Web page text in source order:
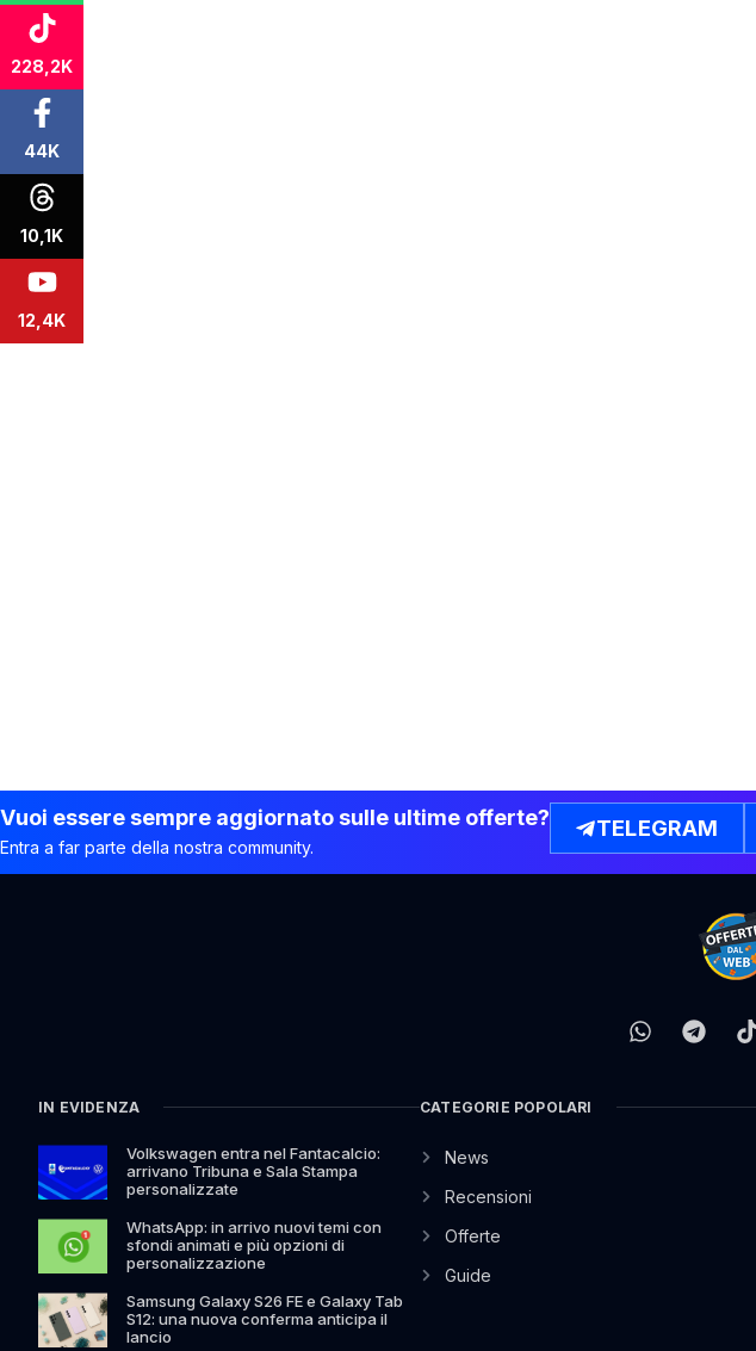
228,2K
44K
10,1K
12,4K
Vuoi essere sempre aggiornato sulle ultime offerte?
Entra a far parte della nostra community.
TELEGRAM
IN EVIDENZA
Volkswagen entra nel Fantacalcio:
arrivano Tribuna e Sala Stampa
personalizzate
WhatsApp: in arrivo nuovi temi con
sfondi animati e più opzioni di
personalizzazione
Samsung Galaxy S26 FE e Galaxy Tab
S12: una nuova conferma anticipa il
lancio
CATEGORIE POPOLARI
News
Recensioni
Offerte
Guide